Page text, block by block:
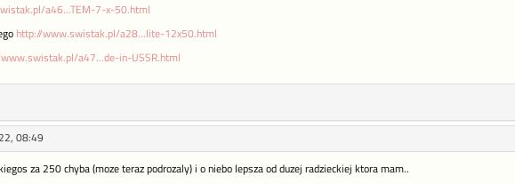
a46...TEM-7-x-50.html
http://www.swistak.pl/a28...lite-12x50.html
a47...de-in-USSR.html
08:49
za 250 chyba (moze teraz podrozaly) i o niebo lepsza od duzej radzieckiej ktora mam..